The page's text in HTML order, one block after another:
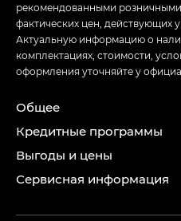
рекомендованными
фактических цен, действующих
Актуальную информацию о
комплектациях, стоимости,
оформления уточняйте у
Общее
Кредитные программы
Выгоды и цены
Сервисная информация